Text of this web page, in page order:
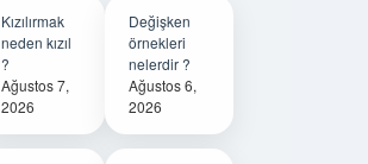
Kızılırmak
neden kızıl
?
Ağustos 7,
2026
Değişken
örnekleri
nelerdir ?
Ağustos 6,
2026